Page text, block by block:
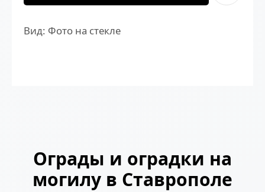
Вид: Фото на стекле
Ограды и оградки на
могилу в Ставрополе